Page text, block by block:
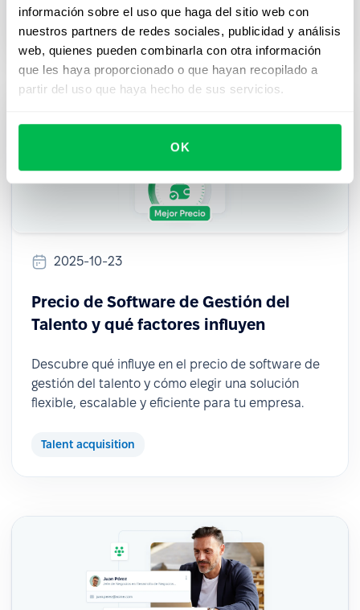
información sobre el uso que haga del sitio web con
nuestros partners de redes sociales, publicidad y análisis
web, quienes pueden combinarla con otra información
que les haya proporcionado o que hayan recopilado a
partir del uso que haya hecho de sus servicios.
OK
HR Tech
2025-10-23
Precio de Software de Gestión del
Talento y qué factores influyen
Descubre qué influye en el precio de software de
gestión del talento y cómo elegir una solución
flexible, escalable y eficiente para tu empresa.
Talent acquisition